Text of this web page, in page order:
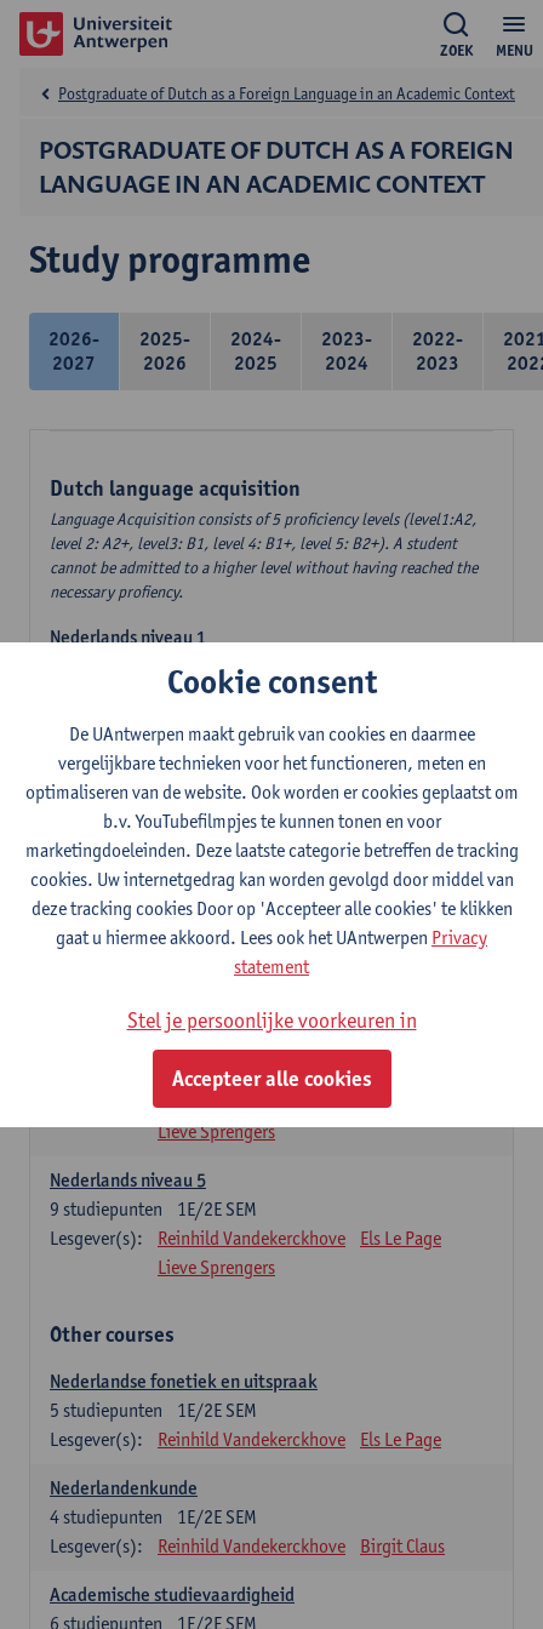
MENU
ZOEK
POSTGRADUATE OF DUTCH AS A FOREIGN
LANGUAGE IN AN ACADEMIC CONTEXT
Postgraduate of Dutch as a Foreign Language in an Academic Context
Study programme
2026-
2027
2025-
2026
2024-
2025
2023-
2024
2022-
2023
Dutch language acquisition
Language Acquisition consists of 5 proficiency levels (level1:A2,
level 2: A2+, level3: B1, level 4: B1+, level 5: B2+). A student
cannot be admitted to a higher level without having reached the
necessary profiency.
Nederlands niveau 1
1E/2E SEM
Reinhild Vandekerckhove
Els Le Page
Lieve Sprengers
Nederlands niveau 2
1E/2E SEM
9studiepunten
Lesgever(s):
Reinhild Vandekerckhove
Els Le Page
Lieve Sprengers
Nederlands niveau 3
1E/2E SEM
9studiepunten
Reinhild Vandekerckhove
Nederlands niveau 4
1E/2E SEM
Reinhild Vandekerckhove
Els Le Page
Lieve Sprengers
Nederlands niveau 5
1E/2E SEM
9 studiepunten
Lesgever(s):
Reinhild Vandekerckhove
Els Le Page
Lieve Sprengers
Other courses
Nederlandse fonetiek en uitspraak
1E/2E SEM
5 studiepunten
Lesgever(s):
Reinhild Vandekerckhove Els Le Page
Nederlandenkunde
1E/2E SEM
4studiepunten
Lesgever(s):
Reinhild Vandekerckhove Birgit Claus
Academische studievaardigheid
1E/2E SEM
6 studiepunten
Cookie consent
De UAntwerpen maakt gebruik van cookies en daarmee
vergelijkbare technieken voor het functioneren, meten en
optimaliseren van de website. Ook worden er cookies geplaatst om
b.v. YouTubefilmpjes te kunnen tonen en voor
marketingdoeleinden. Deze laatste categorie betreffen de tracking
cookies. Uw internetgedrag kan worden gevolgd door middel van
deze tracking cookies Door op 'Accepteer alle cookies' te klikken
gaat u hiermee akkoord. Lees ook het UAntwerpen Privacy
statement
Stel je persoonlijke voorkeuren in
Accepteer alle cookies